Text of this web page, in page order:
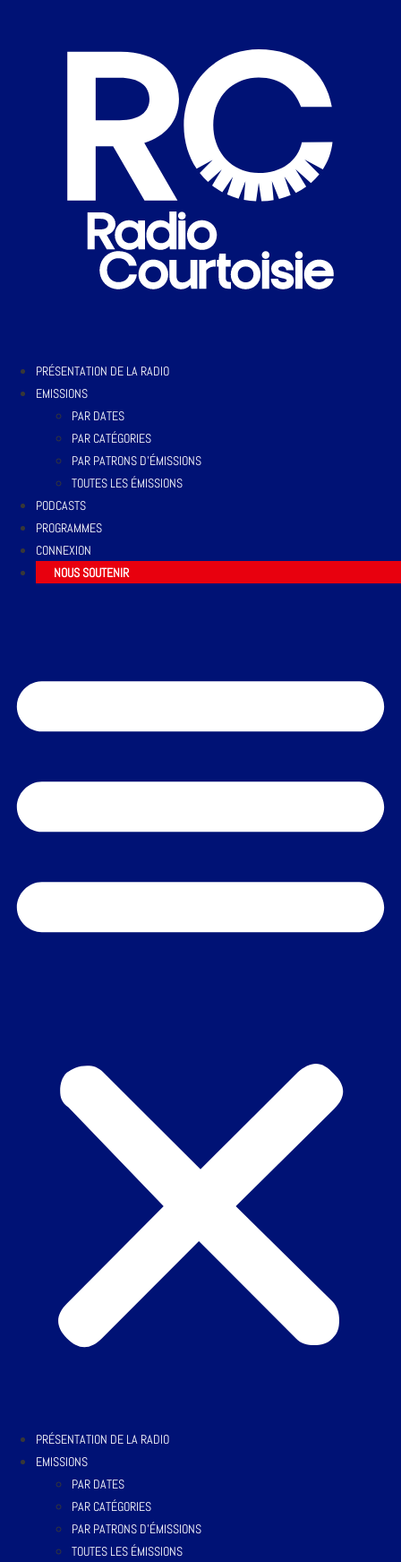
PRÉSENTATION DE LA RADIO
EMISSIONS
PAR DATES
PAR CATÉGORIES
PAR PATRONS D’ÉMISSIONS
TOUTES LES ÉMISSIONS
PODCASTS
PROGRAMMES
CONNEXION
NOUS SOUTENIR
PRÉSENTATION DE LA RADIO
EMISSIONS
PAR DATES
PAR CATÉGORIES
PAR PATRONS D’ÉMISSIONS
TOUTES LES ÉMISSIONS